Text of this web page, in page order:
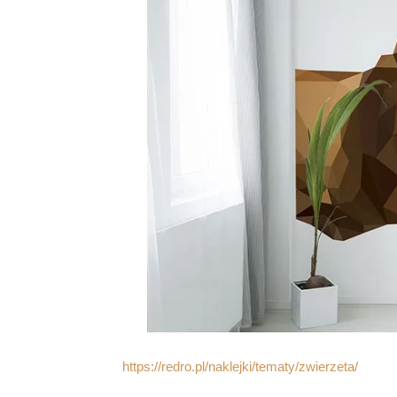
https://redro.pl/naklejki/tematy/zwierzeta/